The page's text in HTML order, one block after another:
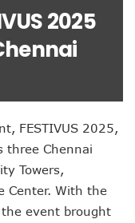
2025
FESTIVUS 2025,
three Chennai
Towers,
Center. With the
the event brought